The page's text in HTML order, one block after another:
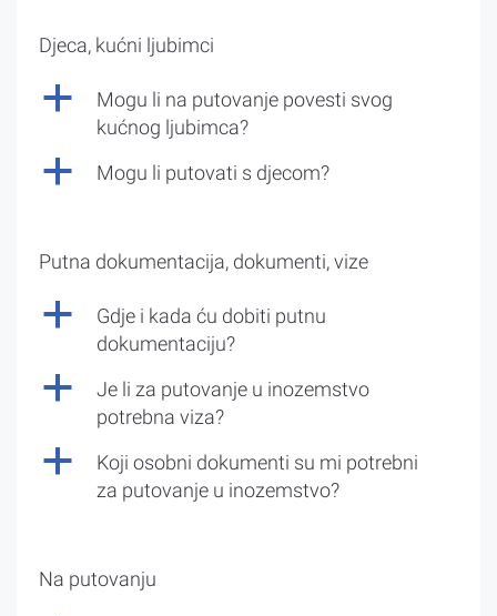
Djeca, kućni ljubimci
a
Mogu li na putovanje povesti svog
kućnog ljubimca?
a Mogu li putovati s djecom?
Putna dokumentacija, dokumenti, vize
a
Gdje i kada ću dobiti putnu
dokumentaciju?
a
Je li za putovanje u inozemstvo
potrebna viza?
a
Koji osobni dokumenti su mi potrebni
za putovanje u inozemstvo?
Na putovanju